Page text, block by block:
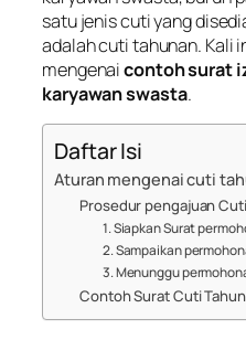
satu jenis cuti yang
adalah cuti tahunan. Kali
mengenaicontoh surat
karyawan swasta.
Daftar Isi
Aturan mengenai cuti
Prosedur pengajuan
1. Siapkan Surat
2. Sampaikan
3. Menunggu
Contoh Surat Cuti